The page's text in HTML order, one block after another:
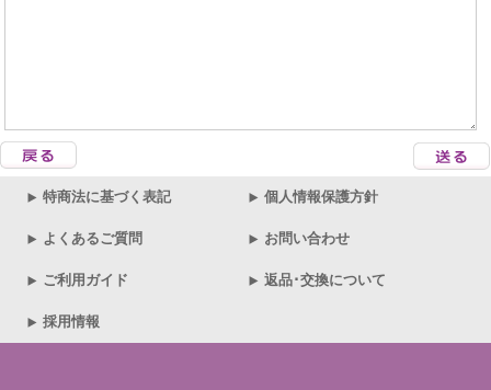
特商法に基づく表記 個人情報保護方針
よくあるご質問 お問い合わせ
ご利用ガイド 返品･交換について
採用情報